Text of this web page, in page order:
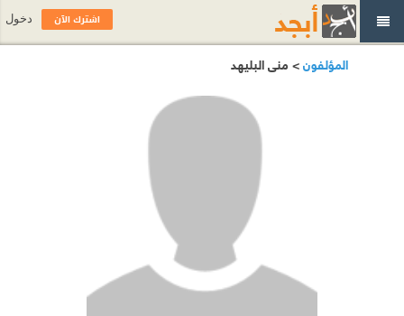
المؤلفون> منى البليهد
اشترك الآن دخول